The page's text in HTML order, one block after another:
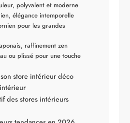
polyvalent et moderne
élégance intemporelle
pour les grandes
raffinement zen
ou plissé pour une touche
store intérieur déco
des stores intérieurs